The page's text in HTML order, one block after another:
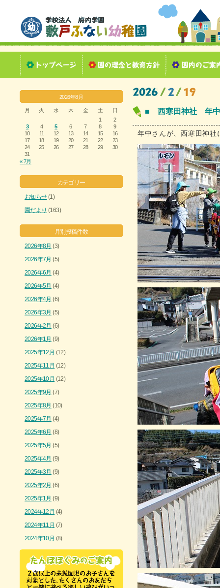
2026年8月
月 火 水 木 金 土
日
1
2
3
4 5 6 7 8
9
10
11 12 13 14 15
16
17
18 19 20 21 22
23
24
25 26 27 28 29
30
31
« 7月
カテゴリー
お知らせ(1)
園だより (163)
月別投稿件数
2026年8月 (3)
2026年7月 (5)
2026年6月 (4)
2026年5月 (4)
2026年4月 (6)
2026年3月 (5)
2026年2月 (6)
2026年1月 (9)
2025年12月 (12)
2025年11月 (12)
2025年10月 (12)
2025年9月 (7)
2025年8月 (10)
2025年7月 (4)
2025年6月 (8)
2025年5月 (5)
2025年4月 (9)
2025年3月 (9)
2025年2月 (6)
2025年1月 (9)
2024年12月 (4)
2024年11月 (7)
2024年10月 (8)
■ 西寒田神社 年中
年中さんが、西寒田神社